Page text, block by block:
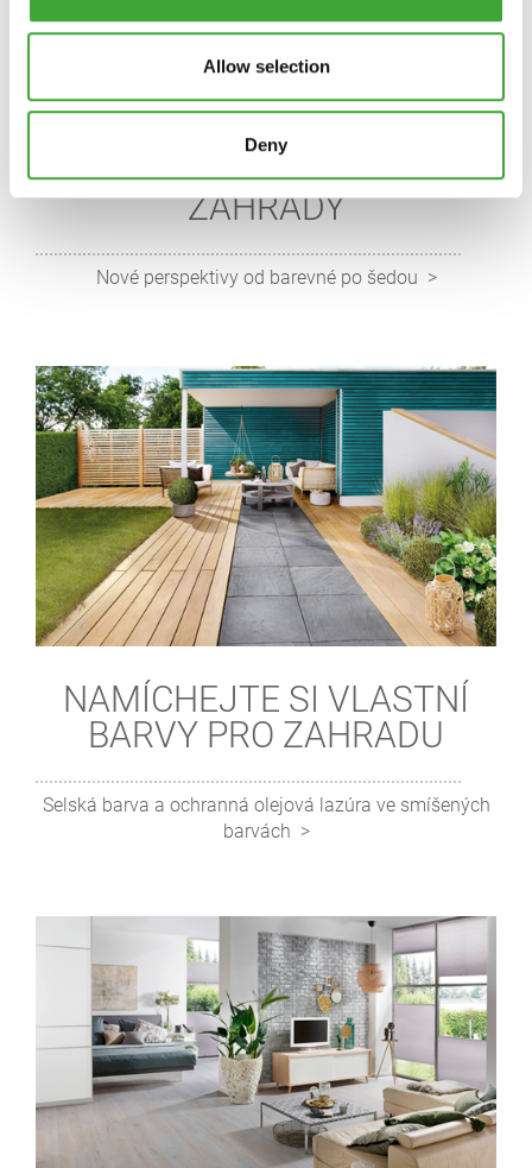
Allow selection
Deny
JEDNODUŠE VÍCE BAREV DO
ZAHRADY
Nové perspektivy od barevné po šedou
NAMÍCHEJTE SI VLASTNÍ
BARVY PRO ZAHRADU
Selská barva a ochranná olejová lazúra ve smíšených
barvách